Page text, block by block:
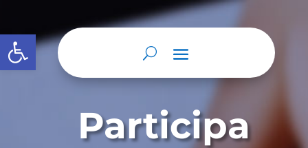
Abrir barra de herramientas
Participa